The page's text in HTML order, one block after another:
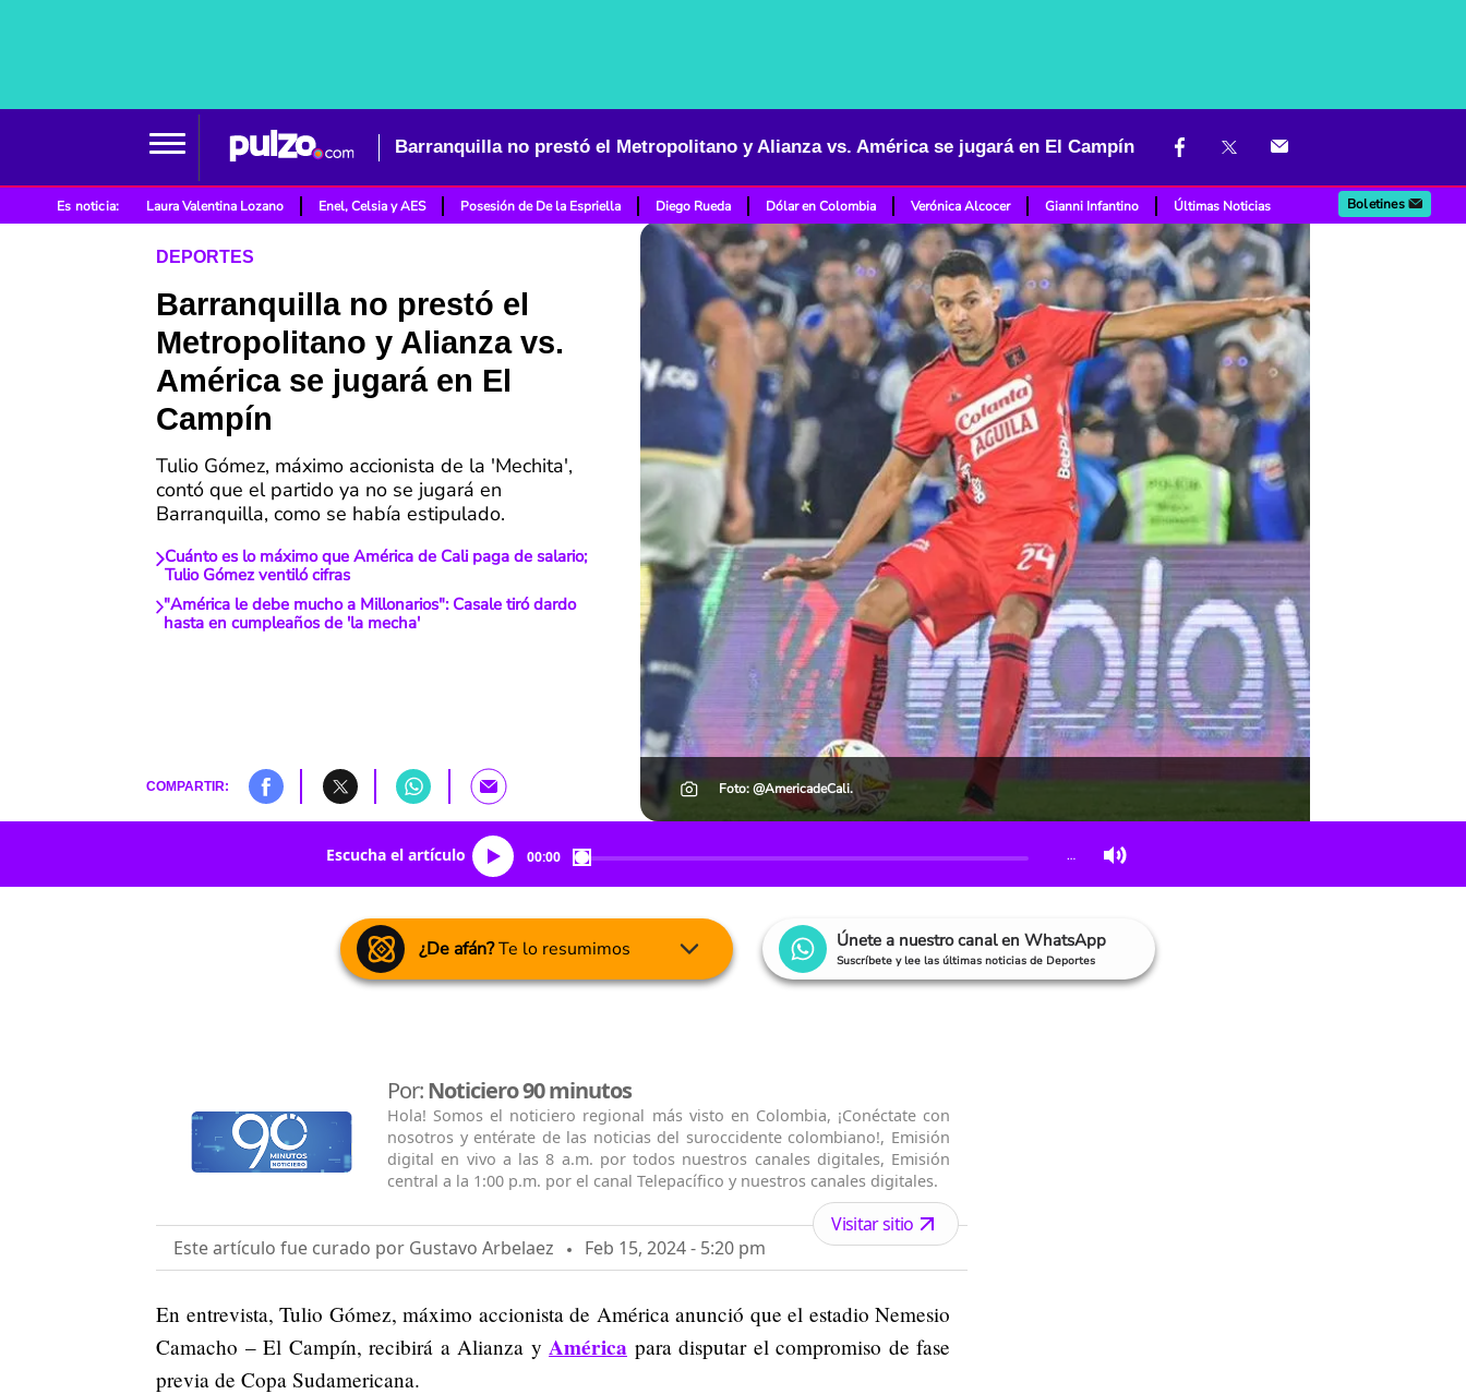
Barranquilla no prestó el Metropolitano y Alianza vs. América se jugará en El Campín
Es noticia: Laura Valentina Lozano Enel, Celsia y AES Posesión de De la Espriella Diego Rueda Dólar en Colombia Verónica Alcocer Gianni Infantino Últimas Noticias Boletines
DEPORTES
Barranquilla no prestó el
Metropolitano y Alianza vs.
América se jugará en El
Campín
Tulio Gómez, máximo accionista de la 'Mechita',
contó que el partido ya no se jugará en
Barranquilla, como se había estipulado.
Cuánto es lo máximo que América de Cali paga de salario;
Tulio Gómez ventiló cifras
"América le debe mucho a Millonarios": Casale tiró dardo
hasta en cumpleaños de 'la mecha'
COMPARTIR: Foto: @AmericadeCali.
Escucha el artículo 00:00 …
¿De afán?Te lo resumimos Únete a nuestro canal en WhatsApp
Suscríbete y lee las últimas noticias de Deportes
Por:Noticiero 90 minutos
Hola! Somos el noticiero regional más visto en Colombia, ¡Conéctate con
nosotros y entérate de las noticias del suroccidente colombiano!, Emisión
digital en vivo a las 8 a.m. por todos nuestros canales digitales, Emisión
central a la 1:00 p.m. por el canal Telepacífico y nuestros canales digitales.
Este artículo fue curado por Gustavo Arbelaez Feb 15, 2024 - 5:20 pm
Visitar sitio
En entrevista, Tulio Gómez, máximo accionista de América anunció que el estadio Nemesio
Camacho – El Campín, recibirá a Alianza y América para disputar el compromiso de fase
previa de Copa Sudamericana.